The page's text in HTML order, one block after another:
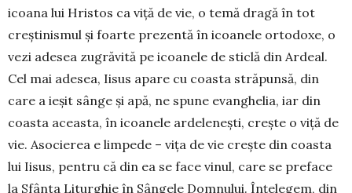
icoana lui Hristos ca viță de vie, o temă dragă în tot
creș­ti­nismul și foarte prezentă în icoanele ortodoxe, o
vezi ade­sea zugrăvită pe icoa­nele de sticlă din Ardeal.
Cel mai ade­sea, Iisus apare cu coasta stră­punsă, din
care a ieșit sânge și apă, ne spune evan­ghelia, iar din
coasta a­ceas­ta, în icoanele ardelenești, crește o viță de
vie. Asocierea e limpede – vița de vie crește din coasta
lui Iisus, pentru că din ea se face vinul, care se preface
la Sfânta Liturghie în Sângele Dom­nu­lui. Înțelegem, din